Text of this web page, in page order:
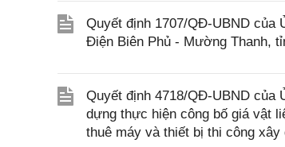
Quyết định 1707/QĐ-UBND của
Điện Biên Phủ - Mường Thanh,
Quyết định 4718/QĐ-UBND của
dựng thực hiện công bố giá vật
thuê máy và thiết bị thi công